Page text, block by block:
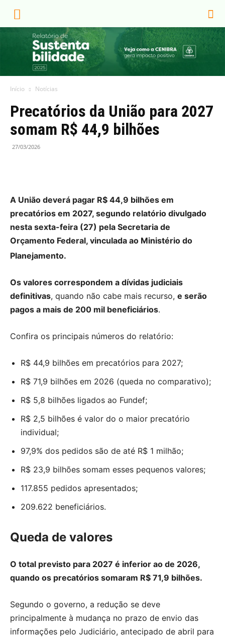
Início Notícias
Precatórios da União para 2027
somam R$ 44,9 bilhões
27/03/2026
A União deverá pagar R$ 44,9 bilhões em
precatórios em 2027, segundo relatório divulgado
nesta sexta-feira (27) pela Secretaria de
Orçamento Federal, vinculada ao Ministério do
Planejamento.
Os valores correspondem a dívidas judiciais
definitivas, quando não cabe mais recurso, e serão
pagos a mais de 200 mil beneficiários.
Confira os principais números do relatório:
R$ 44,9 bilhões em precatórios para 2027;
R$ 71,9 bilhões em 2026 (queda no comparativo);
R$ 5,8 bilhões ligados ao Fundef;
R$ 2,5 bilhões é valor do o maior precatório
individual;
97,9% dos pedidos são de até R$ 1 milhão;
R$ 23,9 bilhões somam esses pequenos valores;
117.855 pedidos apresentados;
209.622 beneficiários.
Queda de valores
O total previsto para 2027 é inferior ao de 2026,
quando os precatórios somaram R$ 71,9 bilhões.
Segundo o governo, a redução se deve
principalmente à mudança no prazo de envio das
informações pelo Judiciário, antecipado de abril para